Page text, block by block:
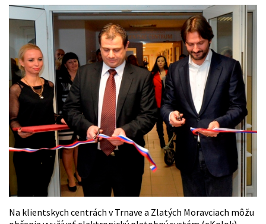
Na klientskych centrách v Trnave a Zlatých Moravciach môžu